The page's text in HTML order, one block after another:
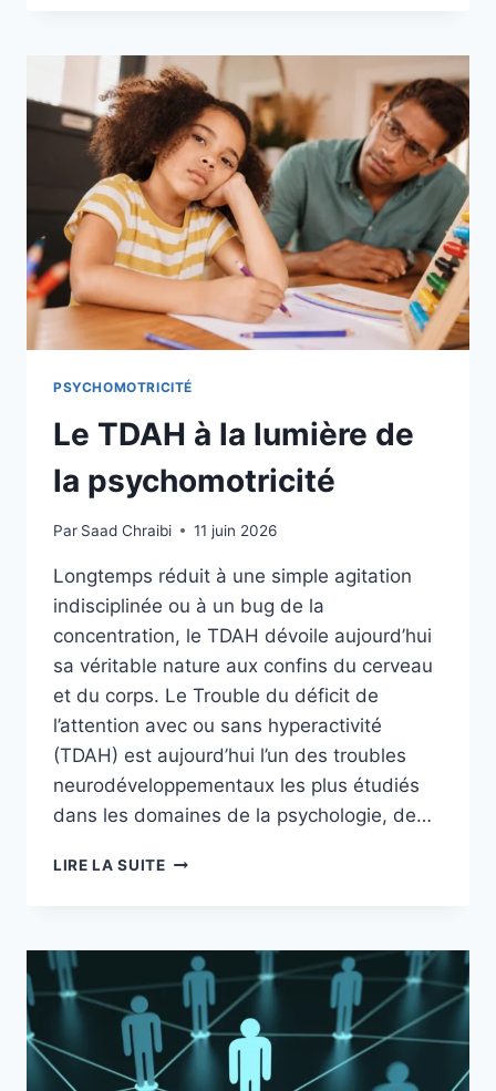
PSYCHOMOTRICITÉ
Le TDAH à la lumière de
la psychomotricité
Par Saad Chraibi 11 juin 2026
Longtemps réduit à une simple agitation
indisciplinée ou à un bug de la
concentration, le TDAH dévoile aujourd’hui
sa véritable nature aux confins du cerveau
et du corps. Le Trouble du déficit de
l’attention avec ou sans hyperactivité
(TDAH) est aujourd’hui l’un des troubles
neurodéveloppementaux les plus étudiés
dans les domaines de la psychologie, de…
LIRE LA SUITE